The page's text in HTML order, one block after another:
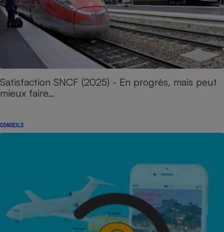
Satisfaction SNCF (2025) - En progrès, mais peut
mieux faire…
CONSEILS